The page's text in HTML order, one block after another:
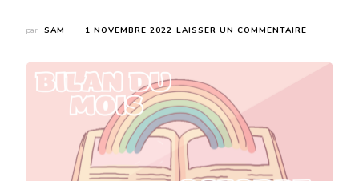
par SAM 1 NOVEMBRE 2022 LAISSER UN COMMENTAIRE